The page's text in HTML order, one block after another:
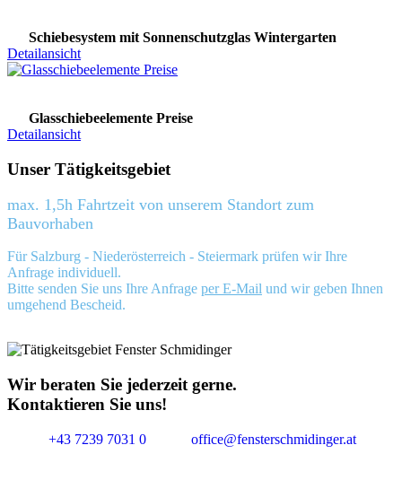
Schiebesystem mit Sonnenschutzglas Wintergarten
Detailansicht
Glasschiebeelemente Preise
Detailansicht
Unser Tätigkeitsgebiet
max. 1,5h Fahrtzeit von unserem Standort zum
Bauvorhaben
Für Salzburg - Niederösterreich - Steiermark prüfen wir Ihre
Anfrage individuell.
Bitte senden Sie uns Ihre Anfrage per E-Mail und wir geben Ihnen
umgehend Bescheid.
Wir beraten Sie jederzeit gerne.
Kontaktieren Sie uns!
+43 7239 7031 0 office@fensterschmidinger.at